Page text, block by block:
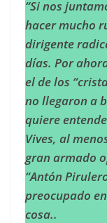
“Si nos
hacer mucho
dirigente
días. Por
el de los
no llegaron a
quiere
Vives, al
gran armado
“Antón
preocupado
cosa..